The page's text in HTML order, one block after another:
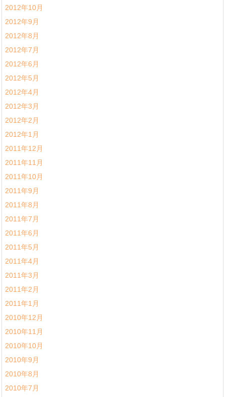
2012年10月
2012年9月
2012年8月
2012年7月
2012年6月
2012年5月
2012年4月
2012年3月
2012年2月
2012年1月
2011年12月
2011年11月
2011年10月
2011年9月
2011年8月
2011年7月
2011年6月
2011年5月
2011年4月
2011年3月
2011年2月
2011年1月
2010年12月
2010年11月
2010年10月
2010年9月
2010年8月
2010年7月